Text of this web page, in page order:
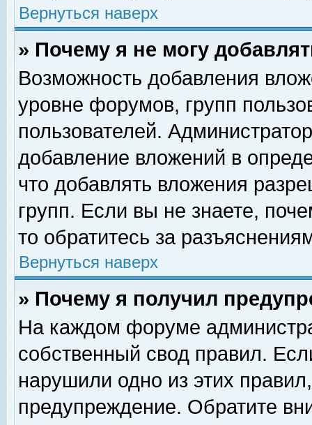
Вернуться наверх
» Почему я не могу
Возможность добавления
уровне форумов, групп
пользователей.
добавление вложений в
что добавлять вложения
групп. Если вы не знаете,
то обратитесь за
Вернуться наверх
» Почему я получил
На каждом форуме
собственный свод правил.
нарушили одно из этих
предупреждение. Обратите